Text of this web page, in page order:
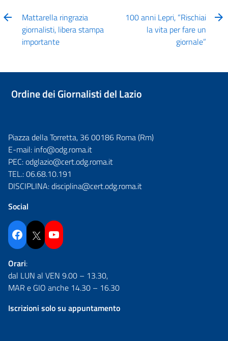
Mattarella ringrazia
giornalisti, libera stampa
importante
100 anni Lepri, “Rischiai
la vita per fare un
giornale”
Ordine dei Giornalisti del Lazio
Piazza della Torretta, 36 00186 Roma (Rm)
E-mail: info@odg.roma.it
PEC:odglazio@cert.odg.roma.it
TEL.:06.68.10.191
DISCIPLINA:disciplina@cert.odg.roma.it
Social
Facebook Twitter YouTube
Orari:
dal LUN al VEN 9.00 – 13.30,
MAR e GIO anche 14.30 – 16.30
Iscrizioni solo su appuntamento